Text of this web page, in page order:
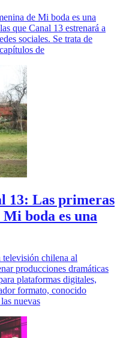
de Mi boda es una
que Canal 13 estrenará a
sociales. Se trata de
de
13: Las primeras
boda es una
chilena al
producciones dramáticas
plataformas digitales,
formato, conocido
nuevas